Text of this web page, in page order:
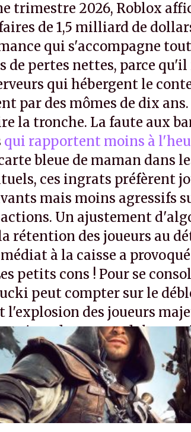
trimestre 2026, Roblox
de 1,5 milliard de
qui s'accompagne
de pertes nettes, parce
qui hébergent le
par des mômes de dix
la tronche. La faute aux
qui rapportent moins à
bleue de maman dans
ces ingrats préfèrent
mais moins agressifs
Un ajustement
rétention des joueurs au
à la caisse a
petits cons ! Pour se
peut compter sur le
l'explosion des joueurs
donc aux adultes,
enfants avec du pouvoir